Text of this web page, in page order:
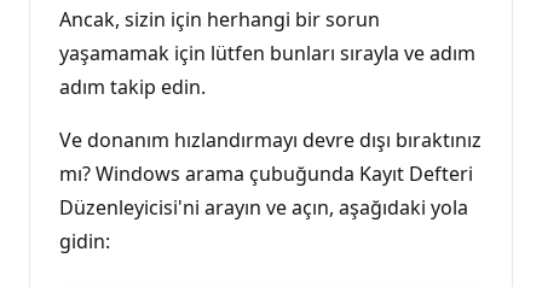
Ancak, sizin için herhangi bir sorun
yaşamamak için lütfen bunları sırayla ve adım
adım takip edin.
Ve donanım hızlandırmayı devre dışı bıraktınız
mı? Windows arama çubuğunda Kayıt Defteri
Düzenleyicisi'ni arayın ve açın, aşağıdaki yola
gidin: